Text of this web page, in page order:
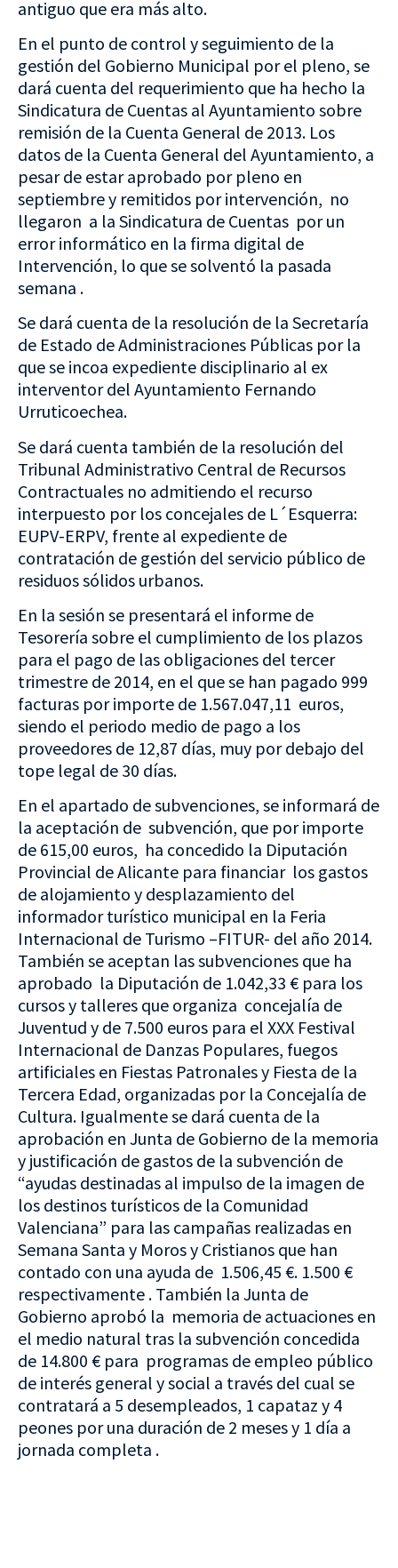
antiguo que era más alto.
En el punto de control y seguimiento de la
gestión del Gobierno Municipal por el pleno, se
dará cuenta del requerimiento que ha hecho la
Sindicatura de Cuentas al Ayuntamiento sobre
remisión de la Cuenta General de 2013. Los
datos de la Cuenta General del Ayuntamiento, a
pesar de estar aprobado por pleno en
septiembre y remitidos por intervención, no
llegaron a la Sindicatura de Cuentas por un
error informático en la firma digital de
Intervención, lo que se solventó la pasada
semana .
Se dará cuenta de la resolución de la Secretaría
de Estado de Administraciones Públicas por la
que se incoa expediente disciplinario al ex
interventor del Ayuntamiento Fernando
Urruticoechea.
Se dará cuenta también de la resolución del
Tribunal Administrativo Central de Recursos
Contractuales no admitiendo el recurso
interpuesto por los concejales de L´Esquerra:
EUPV-ERPV, frente al expediente de
contratación de gestión del servicio público de
residuos sólidos urbanos.
En la sesión se presentará el informe de
Tesorería sobre el cumplimiento de los plazos
para el pago de las obligaciones del tercer
trimestre de 2014, en el que se han pagado 999
facturas por importe de 1.567.047,11 euros,
siendo el periodo medio de pago a los
proveedores de 12,87 días, muy por debajo del
tope legal de 30 días.
En el apartado de subvenciones, se informará de
la aceptación de subvención, que por importe
de 615,00 euros, ha concedido la Diputación
Provincial de Alicante para financiar los gastos
de alojamiento y desplazamiento del
informador turístico municipal en la Feria
Internacional de Turismo –FITUR- del año 2014.
También se aceptan las subvenciones que ha
aprobado la Diputación de 1.042,33 € para los
cursos y talleres que organiza concejalía de
Juventud y de 7.500 euros para el XXX Festival
Internacional de Danzas Populares, fuegos
artificiales en Fiestas Patronales y Fiesta de la
Tercera Edad, organizadas por la Concejalía de
Cultura. Igualmente se dará cuenta de la
aprobación en Junta de Gobierno de la memoria
y justificación de gastos de la subvención de
“ayudas destinadas al impulso de la imagen de
los destinos turísticos de la Comunidad
Valenciana” para las campañas realizadas en
Semana Santa y Moros y Cristianos que han
contado con una ayuda de 1.506,45 €. 1.500 €
respectivamente . También la Junta de
Gobierno aprobó la memoria de actuaciones en
el medio natural tras la subvención concedida
de 14.800 € para programas de empleo público
de interés general y social a través del cual se
contratará a 5 desempleados, 1 capataz y 4
peones por una duración de 2 meses y 1 día a
jornada completa .